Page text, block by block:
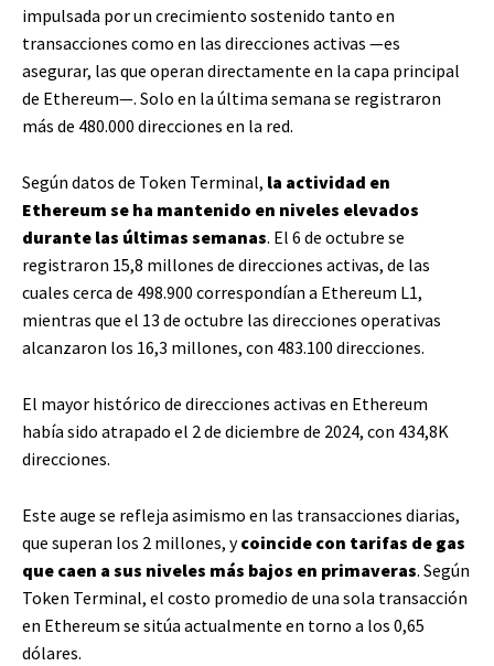
impulsada por un crecimiento sostenido tanto en
transacciones como en las direcciones activas —es
asegurar, las que operan directamente en la capa principal
de Ethereum—. Solo en la última semana se registraron
más de 480.000 direcciones en la red.
Según datos de Token Terminal, la actividad en
Ethereum se ha mantenido en niveles elevados
durante las últimas semanas. El 6 de octubre se
registraron 15,8 millones de direcciones activas, de las
cuales cerca de 498.900 correspondían a Ethereum L1,
mientras que el 13 de octubre las direcciones operativas
alcanzaron los 16,3 millones, con 483.100 direcciones.
El mayor histórico de direcciones activas en Ethereum
había sido atrapado el 2 de diciembre de 2024, con 434,8K
direcciones.
Este auge se refleja asimismo en las transacciones diarias,
que superan los 2 millones, ycoincide con tarifas de gas
que caen a sus niveles más bajos en primaveras. Según
Token Terminal, el costo promedio de una sola transacción
en Ethereum se sitúa actualmente en torno a los 0,65
dólares.